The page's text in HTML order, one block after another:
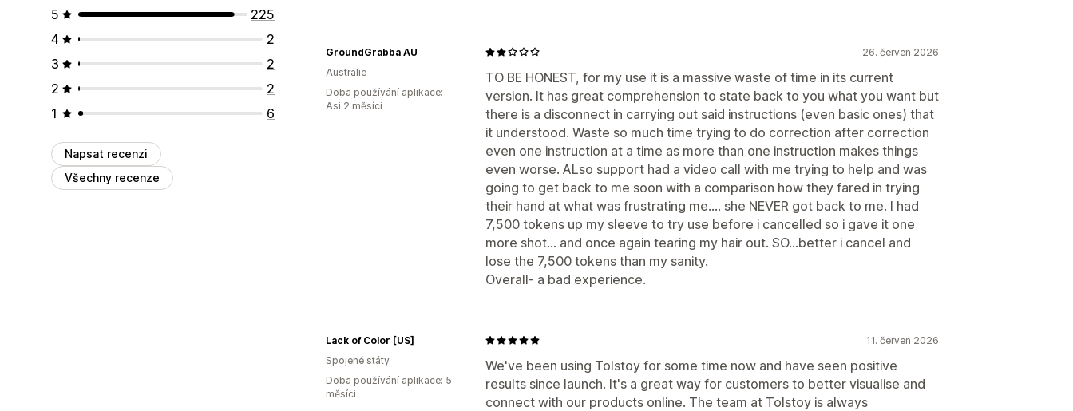
5
225
4
2
3
2
2
2
1
6
Napsat recenzi
Všechny recenze
26. červen 2026
TO BE HONEST, for my use it is a massive waste of time in its current
version. It has great comprehension to state back to you what you want but
there is a disconnect in carrying out said instructions (even basic ones) that
it understood. Waste so much time trying to do correction after correction
even one instruction at a time as more than one instruction makes things
even worse. ALso support had a video call with me trying to help and was
going to get back to me soon with a comparison how they fared in trying
their hand at what was frustrating me.... she NEVER got back to me. I had
7,500 tokens up my sleeve to try use before i cancelled so i gave it one
more shot... and once again tearing my hair out. SO...better i cancel and
lose the 7,500 tokens than my sanity.
Overall- a bad experience.
GroundGrabba AU
Austrálie
Doba používání aplikace:
Asi 2 měsíci
11. červen 2026
We've been using Tolstoy for some time now and have seen positive
results since launch. It's a great way for customers to better visualise and
connect with our products online. The team at Tolstoy is always
Lack of Color [US]
Spojené státy
Doba používání aplikace: 5
měsíci